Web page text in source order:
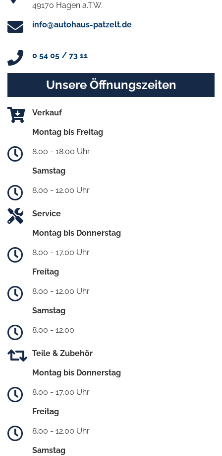
49170 Hagen a.T.W.
info@autohaus-patzelt.de
0 54 05 / 73 11
Unsere Öffnungszeiten
Verkauf
Montag bis Freitag
8.00 - 18.00 Uhr
Samstag
8.00 - 12.00 Uhr
Service
Montag bis Donnerstag
8.00 - 17.00 Uhr
Freitag
8.00 - 12.00 Uhr
Samstag
8.00 - 12.00
Teile & Zubehör
Montag bis Donnerstag
8.00 - 17.00 Uhr
Freitag
8.00 - 12.00 Uhr
Samstag